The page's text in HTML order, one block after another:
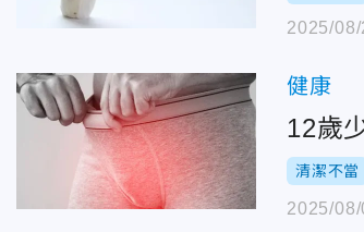
2025/
健康
12歲
清潔不當
2025/